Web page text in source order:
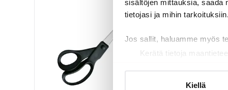
sisältöjen mittauksia, saada
tietojasi ja mihin tarkoituksiin.
Jos sallit, haluamme myös
Kerätä tietoja
Kiellä